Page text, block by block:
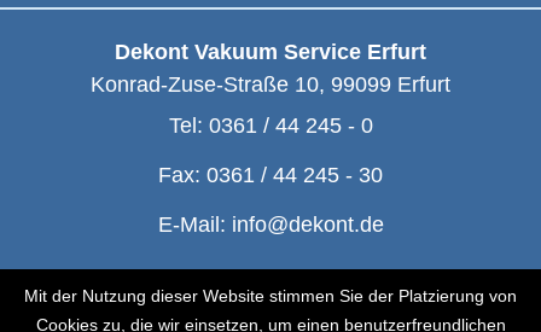
Mit der Nutzung dieser Website stimmen Sie der Platzierung von
Cookies zu, die wir einsetzen, um einen benutzerfreundlichen
Dekont Vakuum Service Erfurt
Konrad-Zuse-Straße 10, 99099 Erfurt
Tel: 0361 / 44 245 - 0
Fax: 0361 / 44 245 - 30
E-Mail: info@dekont.de
© Dekont 1991 - 2026